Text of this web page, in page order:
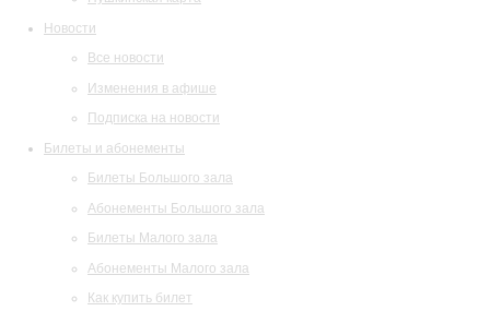
Новости
Все новости
Изменения в афише
Подписка на новости
Билеты и абонементы
Билеты Большого зала
Абонементы Большого зала
Билеты Малого зала
Абонементы Малого зала
Как купить билет